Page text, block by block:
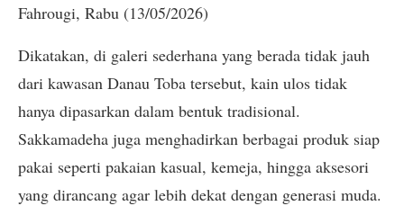
Fahrougi, Rabu (13/05/2026)
Dikatakan, di galeri sederhana yang berada tidak jauh
dari kawasan Danau Toba tersebut, kain ulos tidak
hanya dipasarkan dalam bentuk tradisional.
Sakkamadeha juga menghadirkan berbagai produk siap
pakai seperti pakaian kasual, kemeja, hingga aksesori
yang dirancang agar lebih dekat dengan generasi muda.